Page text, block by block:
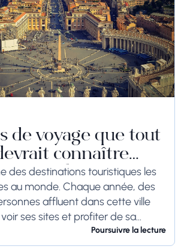
de voyage que tout
connaître
se rendre à Rome
des destinations touristiques les
au monde. Chaque année, des
affluent dans cette ville
ses sites et profiter de sa
prévoyez de visiter...Poursuivre la lecture